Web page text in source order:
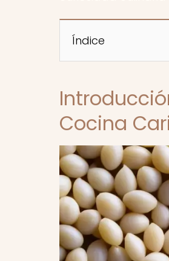
Índice
Cocina